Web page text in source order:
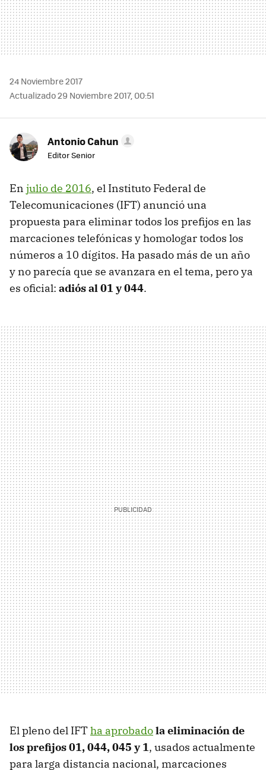
24 Noviembre 2017
Actualizado 29 Noviembre 2017, 00:51
Antonio Cahun
Editor Senior
En julio de 2016, el Instituto Federal de
Telecomunicaciones (IFT) anunció una
propuesta para eliminar todos los prefijos en las
marcaciones telefónicas y homologar todos los
números a 10 dígitos. Ha pasado más de un año
y no parecía que se avanzara en el tema, pero ya
es oficial: adiós al 01 y 044.
El pleno del IFTha aprobadola eliminación de
los prefijos 01, 044, 045 y 1, usados actualmente
para larga distancia nacional, marcaciones